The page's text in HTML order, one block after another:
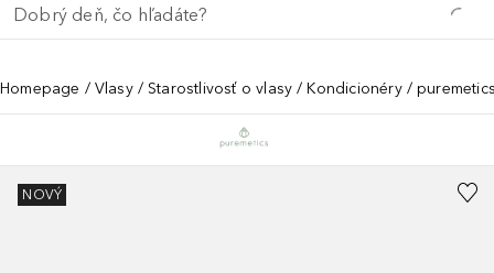
Homepage Vlasy Starostlivosť o vlasy Kondicionéry
NOVÝ